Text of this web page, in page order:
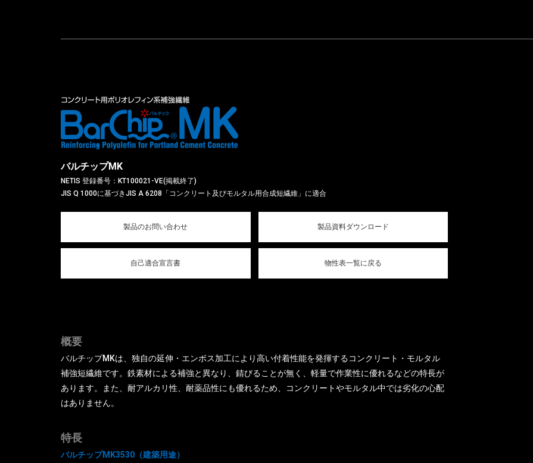
バルチップMK
NETIS 登録番号：KT100021-VE(掲載終了)
JIS Q 1000に基づきJIS A 6208「コンクリート及びモルタル用合成短繊維」に適合
製品のお問い合わせ 製品資料ダウンロード
自己適合宣言書 物性表一覧に戻る
概要
バルチップMKは、独自の延伸・エンボス加工により高い付着性能を発揮するコンクリート・モルタル
補強短繊維です。鉄素材による補強と異なり、錆びることが無く、軽量で作業性に優れるなどの特長が
あります。また、耐アルカリ性、耐薬品性にも優れるため、コンクリートやモルタル中では劣化の心配
はありません。
特長
バルチップMK3530（建築用途）